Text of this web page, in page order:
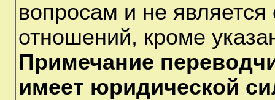
вопросам и не
отношений, кроме
Примечание
имеет юридической